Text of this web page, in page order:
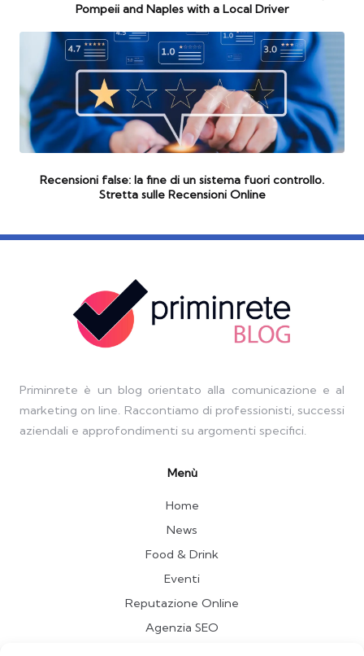
Pompeii and Naples with a Local Driver
Recensioni false: la fine di un sistema fuori controllo.
Stretta sulle Recensioni Online
Priminrete è un blog orientato alla comunicazione e al
marketing on line. Raccontiamo di professionisti, successi
aziendali e approfondimenti su argomenti specifici.
Menù
Home
News
Food & Drink
Eventi
Reputazione Online
Agenzia SEO